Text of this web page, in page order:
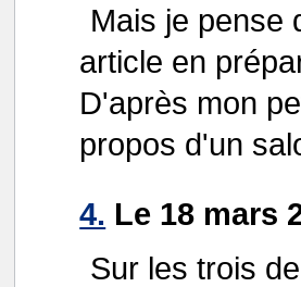
Mais je pense
article en
D'après mon
propos d'un
4. Le 18 mars
Sur les trois